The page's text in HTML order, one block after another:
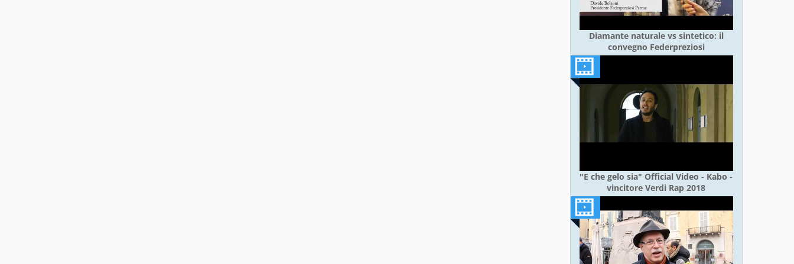
Diamante naturale vs sintetico: il
convegno Federpreziosi
"E che gelo sia" Official Video - Kabo -
vincitore Verdi Rap 2018